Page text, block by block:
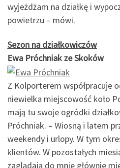
wyjeżdżam na działkę i
powietrzu – mówi.
Sezon na działkowiczów
Ewa Próchniak ze Skoków
Z Kolporterem współpracuje
niewielka miejscowość koło
mają tu swoje ogródki
Próchniak. – Wiosną i latem
weekendy i urlopy. W tym
klientów. W pozostałych
zaglądają do mnie głównie